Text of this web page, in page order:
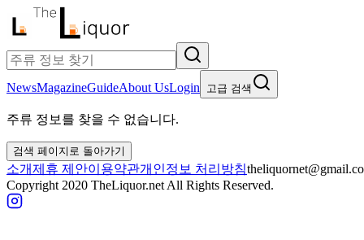
NewsMagazineGuideAbout UsLogin 고급 검색
주류 정보를 찾을 수 없습니다.
검색 페이지로 돌아가기
소개제휴 제안이용약관개인정보 처리방침
Copyright 2020 TheLiquor.net All Rights Reserved.